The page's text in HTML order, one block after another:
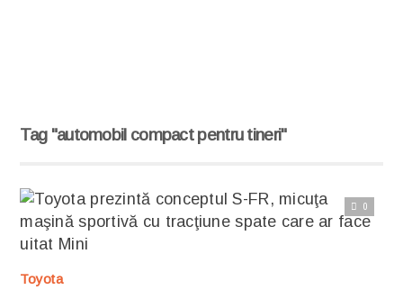
Tag "automobil compact pentru tineri"
0
Citește articolul complet
Toyota